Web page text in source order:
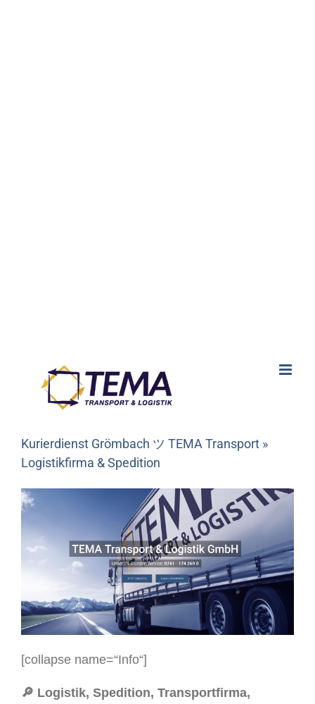
Kurierdienst Grömbach ツ TEMA Transport »
Logistikfirma & Spedition
[collapse name=“Info“]
🔎 Logistik, Spedition, Transportfirma,